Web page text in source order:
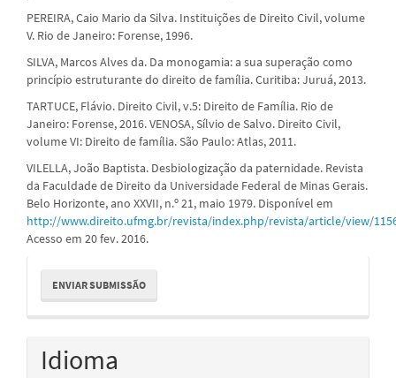
PEREIRA, Caio Mario da Silva. Instituições de Direito Civil, volume
V. Rio de Janeiro: Forense, 1996.
SILVA, Marcos Alves da. Da monogamia: a sua superação como
princípio estruturante do direito de família. Curitiba: Juruá, 2013.
TARTUCE, Flávio. Direito Civil, v.5: Direito de Família. Rio de
Janeiro: Forense, 2016. VENOSA, Sílvio de Salvo. Direito Civil,
volume VI: Direito de família. São Paulo: Atlas, 2011.
VILELLA, João Baptista. Desbiologização da paternidade. Revista
da Faculdade de Direito da Universidade Federal de Minas Gerais.
Belo Horizonte, ano XXVII, n.º 21, maio 1979. Disponível em
http://www.direito.ufmg.br/revista/index.php/revista/article/view/
Acesso em 20 fev. 2016.
Enviar
Submissão
ENVIAR SUBMISSÃO
Idioma